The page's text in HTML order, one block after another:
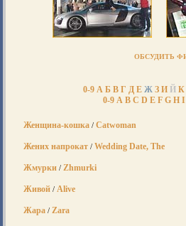
ОБСУДИТЬ
0-9 А Б В Г Д Е Ж З И Й К
0-9 A B C D E F G H I
Женщина-кошка / Catwoman
Жених напрокат / Wedding Date, The
Жмурки / Zhmurki
Живой / Alive
Жара / Zara